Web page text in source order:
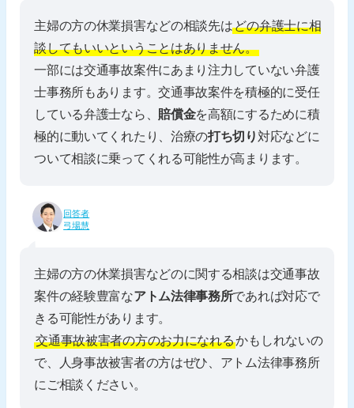
主婦の方の休業損害などの相談先はどの弁護士に相
談してもいいということはありません。
一部には交通事故案件にあまり注力していない弁護
士事務所もあります。交通事故案件を積極的に受任
している弁護士なら、 賠償金を高額にするために積
極的に動いてくれたり、治療の打ち切り 対応などに
ついて相談に乗ってくれる可能性が高まります。
回答者
弓場慧
主婦の方の休業損害などのに関する相談は交通事故
案件の経験豊富なアトム法律事務所であれば対応で
きる可能性があります。
交通事故被害者の方のお力になれるかもしれないの
で、人身事故被害者の方はぜひ、アトム法律事務所
にご相談ください。